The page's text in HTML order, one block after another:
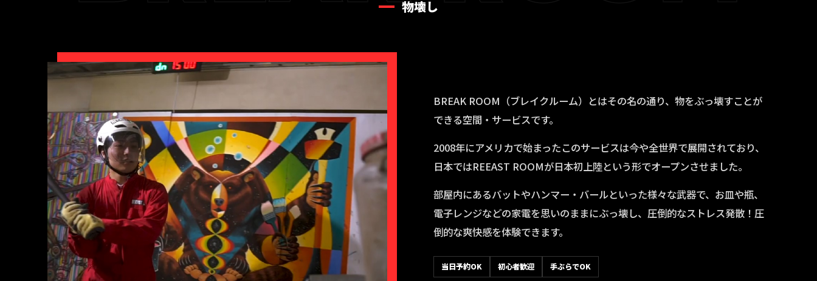
物壊し
BREAK ROOM（ブレイクルーム）とはその名の通り、物をぶっ壊すことが
できる空間・サービスです。
2008年にアメリカで始まったこのサービスは今や全世界で展開されており、
日本ではREEAST ROOMが日本初上陸という形でオープンさせました。
部屋内にあるバットやハンマー・バールといった様々な武器で、お皿や瓶、
電子レンジなどの家電を思いのままにぶっ壊し、圧倒的なストレス発散！圧
倒的な爽快感を体験できます。
当日予約OK 初心者歓迎 手ぶらでOK